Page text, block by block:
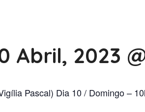
Abril, 2023
Pascal) Dia 10 / Domingo –